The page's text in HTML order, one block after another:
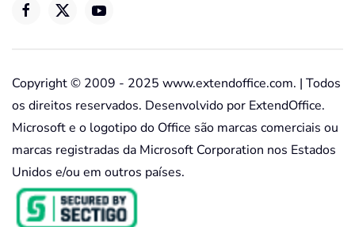
Copyright © 2009 - 2025 www.extendoffice.com. | Todos
os direitos reservados. Desenvolvido por ExtendOffice.
Microsoft e o logotipo do Office são marcas comerciais ou
marcas registradas da Microsoft Corporation nos Estados
Unidos e/ou em outros países.